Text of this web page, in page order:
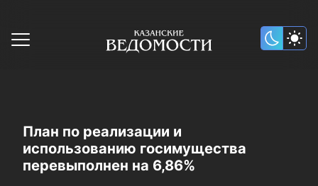
План по реализации и
использованию госимущества
перевыполнен на 6,86%